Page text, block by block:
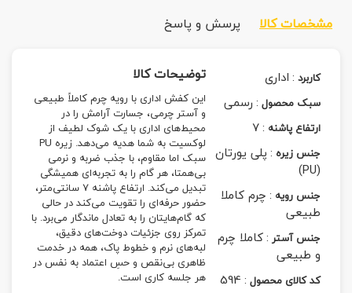
مشخصات کالا پرسش و پاسخ
کاربرد :اداری
سبک محصول :رسمی
ارتفاع پاشنه :
7
جنس زیره :پلی یورتان
(PU)
جنس رویه :چرم کاملا
طبیعی
جنس آستر :کاملا چرم
و طبیعی
کد کالای محصول :
594
توضیحات کالا
این کفش اداری با رویه چرم کاملاً طبیعی
و آستر چرمی، جسارت آرامش را در
محیط‌های اداری با یک شوک لطیف از
لوکسیت به شما هدیه می‌دهد. زیره PU
سبک اما مقاوم، با جذب ضربه و نرمی
بی‌همتا، هر گام را به تجربه‌ای همیشگی
تبدیل می‌کند. ارتفاع پاشنه 7 سانتی‌متر،
حضور حرفه‌ای را تقویت می‌کند در حالی
که گام‌هایتان را به تعادل ماندگار می‌برد. با
تمرکز روی جزئیات دوخت‌های دقیق،
لبه‌های نرم و خطوط پاک، همه در خدمت
ظاهری بی‌نقص و حسِ اعتماد به نفس در
هر جلسه کاری است.